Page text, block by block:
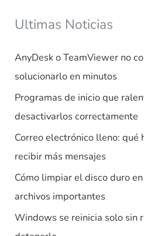
Ultimas Noticias
AnyDesk o TeamViewer no
solucionarlo en minutos
Programas de inicio que
desactivarlos correctamente
Correo electrónico lleno: qué
recibir más mensajes
Cómo limpiar el disco duro
archivos importantes
Windows se reinicia solo sin